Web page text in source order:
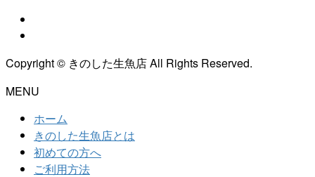
Copyright © きのした生魚店 All Rights Reserved.
MENU
ホーム
きのした生魚店とは
初めての方へ
ご利用方法